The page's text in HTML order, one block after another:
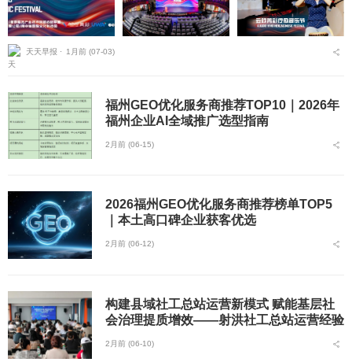
天天早报 ⋅ 1月前 (07-03)
福州GEO优化服务商推荐TOP10｜2026年
福州企业AI全域推广选型指南
2月前 (06-15)
2026福州GEO优化服务商推荐榜单TOP5
｜本土高口碑企业获客优选
2月前 (06-12)
构建县域社工总站运营新模式 赋能基层社
会治理提质增效——射洪社工总站运营经验
2月前 (06-10)